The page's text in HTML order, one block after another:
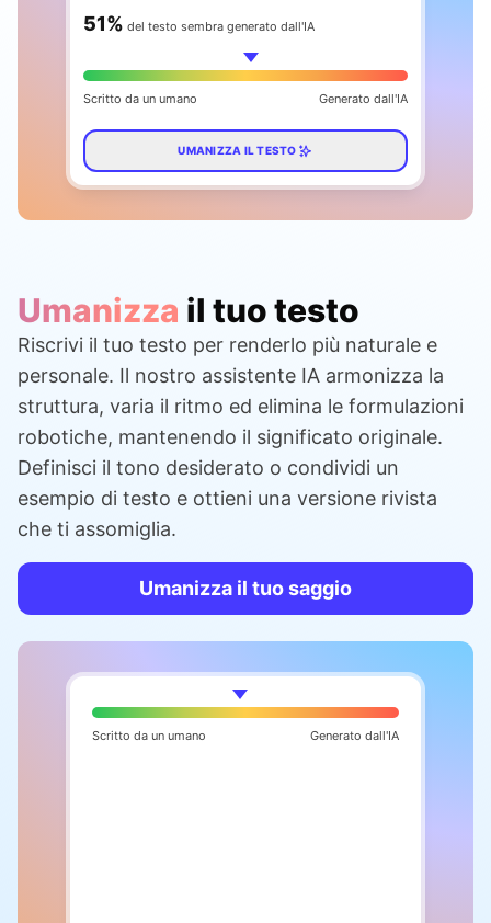
59% del testo sembra generato dall'IA
Scritto da un umano Generato dall'IA
UMANIZZA IL TESTO
Umanizza il tuo testo
Riscrivi il tuo testo per renderlo più naturale e
personale. Il nostro assistente IA armonizza la
struttura, varia il ritmo ed elimina le formulazioni
robotiche, mantenendo il significato originale.
Definisci il tono desiderato o condividi un
esempio di testo e ottieni una versione rivista
che ti assomiglia.
Umanizza il tuo saggio
Scritto da un umano Generato dall'IA